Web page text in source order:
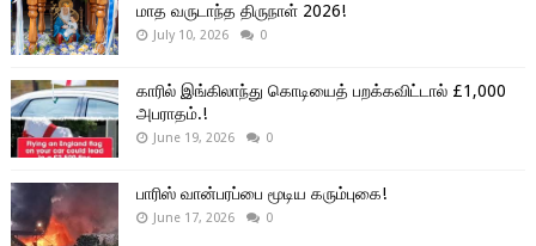
மாத வருடாந்த திருநாள் 2026!
July 10, 2026 0
காரில் இங்கிலாந்து கொடியைத் பறக்கவிட்டால் £1,000
அபராதம்.!
June 19, 2026 0
பாரிஸ் வான்பரப்பை மூடிய கரும்புகை!
June 17, 2026 0